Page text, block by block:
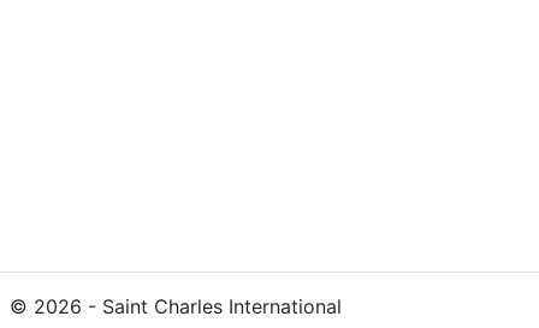
© 2026 - Saint Charles International